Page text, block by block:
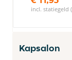
incl. statiegeld
Kapsalon